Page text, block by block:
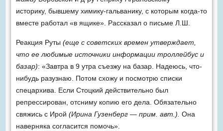
историку, бывшему химику-гальванику, с которым когда-то
вместе работал «в ящике». Рассказал о письме Л.Ш.
Реакция Руты (еще с советских времен утверждает,
что ее любимые источники информации троллейбус и
базар): «Завтра в 9 утра съезжу на базар. Надеюсь, что-
нибудь разузнаю. Потом схожу и посмотрю списки
спецархива. Если Стоцкий действительно был
репрессирован, отсниму копию его дела. Обязательно
свяжись с Ирой (Ирина Гузенберг — прим. авт.). Она
наверняка согласится помочь».